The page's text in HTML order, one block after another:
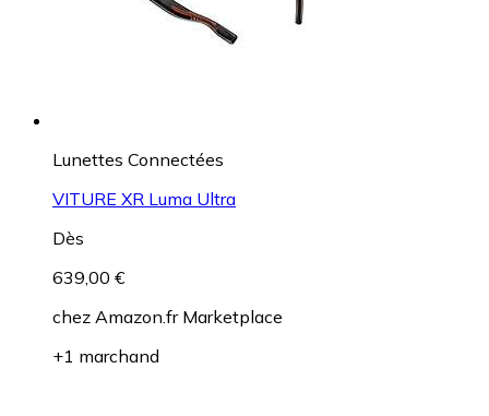
Lunettes Connectées
VITURE XR Luma Ultra
Dès
639,00 €
chez Amazon.fr Marketplace
+1 marchand